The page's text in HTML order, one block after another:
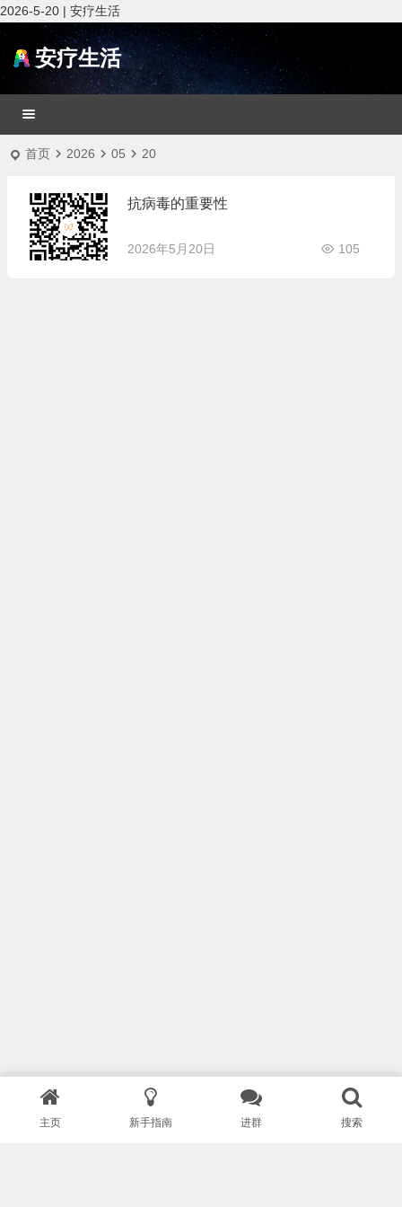
2026-5-20 | 安疗生活
安疗生活
首页 2026 05 20
抗病毒的重要性
2026年5月20日 105
主页 新手指南 进群 搜索